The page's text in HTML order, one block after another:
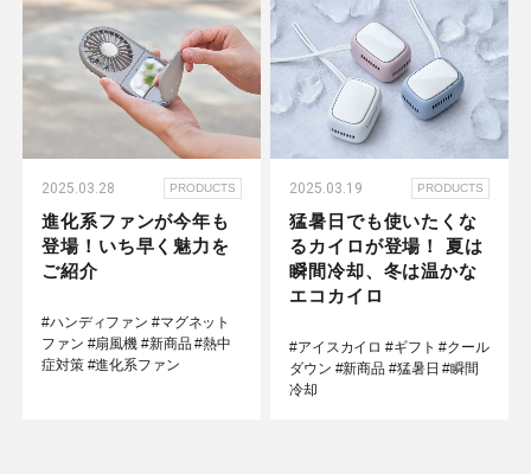
2025.03.28 PRODUCTS
進化系ファンが今年も
登場！いち早く魅力を
ご紹介
#ハンディファン #マグネット
ファン #扇風機 #新商品 #熱中
症対策 #進化系ファン
2025.03.19 PRODUCTS
猛暑日でも使いたくな
るカイロが登場！ 夏は
瞬間冷却、冬は温かな
エコカイロ
#アイスカイロ #ギフト #クール
ダウン #新商品 #猛暑日 #瞬間
冷却